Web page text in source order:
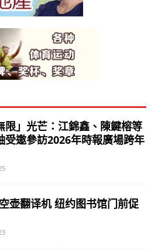
限」光芒：江錦鑫、陳鍵榕等
受邀參訪2026年時報廣場跨年
壶翻译机 纽约图书馆门前促